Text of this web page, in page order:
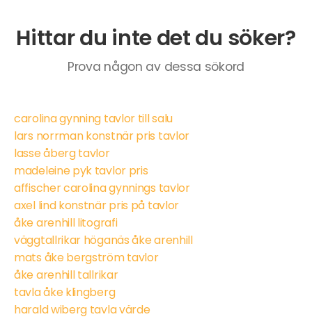
Hittar du inte det du söker?
Prova någon av dessa sökord
carolina gynning tavlor till salu
lars norrman konstnär pris tavlor
lasse åberg tavlor
madeleine pyk tavlor pris
affischer carolina gynnings tavlor
axel lind konstnär pris på tavlor
åke arenhill litografi
väggtallrikar höganäs åke arenhill
mats åke bergström tavlor
åke arenhill tallrikar
tavla åke klingberg
harald wiberg tavla värde